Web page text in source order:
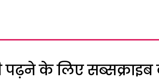
के लिए